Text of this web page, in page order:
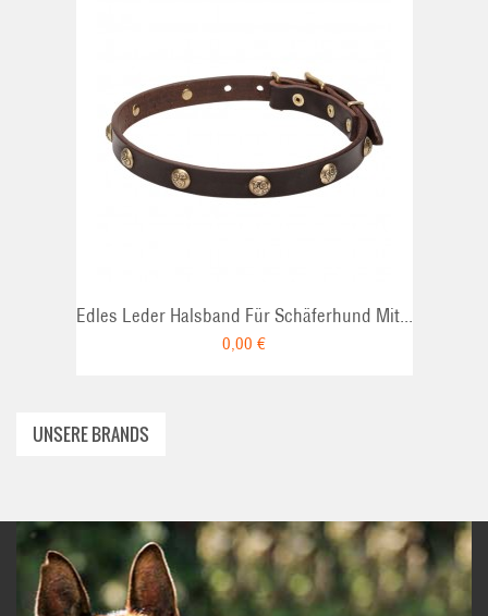
Edles Leder Halsband Für Schäferhund Mit...
0,00 €
UNSERE BRANDS